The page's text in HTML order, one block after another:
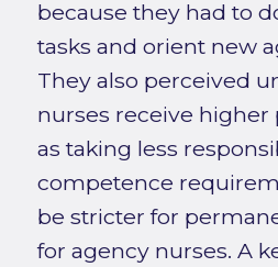
because they had to
tasks and orient new
They also perceived
nurses receive higher
as taking less
competence
be stricter for
for agency nurses. A